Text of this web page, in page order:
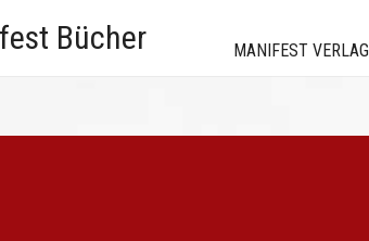
Bücher MANIFEST VERLAG